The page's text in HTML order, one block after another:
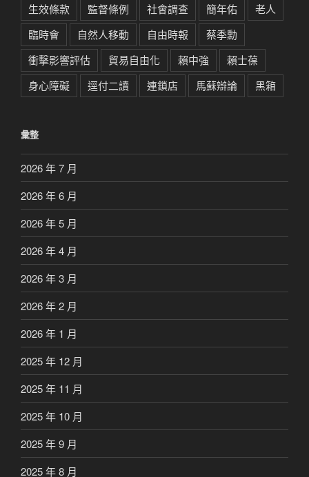
生效條款
監督條例 社會調查 簡年佑
老人
臨時會
自然人移動 自由時報
蔡季勳
衝擊影響評估
貿易自由化 賴中強
賴士葆
身心障礙
逕付二讀 連鎖店 馬蘇辯論 黑箱
彙整
2026 年 7 月
2026 年 6 月
2026 年 5 月
2026 年 4 月
2026 年 3 月
2026 年 2 月
2026 年 1 月
2025 年 12 月
2025 年 11 月
2025 年 10 月
2025 年 9 月
2025 年 8 月